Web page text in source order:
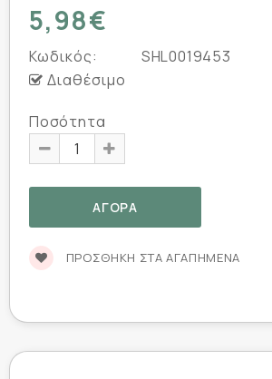
5,98€
Κωδικός:
SHL0019453
Διαθέσιμο
Ποσότητα
ΠΡΟΣΘΉΚΗ ΣΤΑ ΑΓΑΠΗΜΈΝΑ